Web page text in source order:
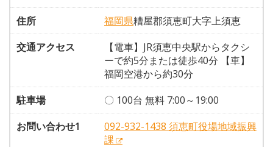
住所
福岡県糟屋郡須恵町大字上須恵
交通アクセス
【電車】JR須恵中央駅からタクシ
ーで約5分または徒歩40分 【車】
福岡空港から約30分
駐車場
〇 100台 無料 7:00～19:00
お問い合わせ1
092-932-1438 須恵町役場地域振興
課